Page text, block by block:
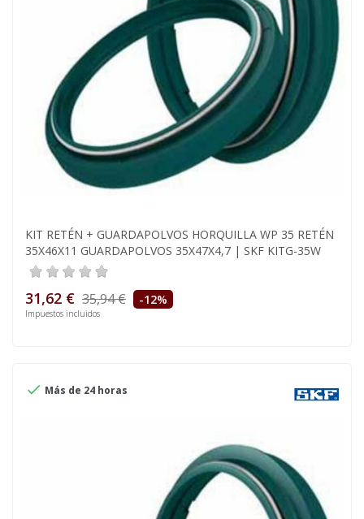
KIT RETÉN + GUARDAPOLVOS HORQUILLA WP 35 RETÉN
35X46X11 GUARDAPOLVOS 35X47X4,7 | SKF KITG-35W
31,62 € 35,94 € -12%
Impuestos incluidos
 Más de 24 horas